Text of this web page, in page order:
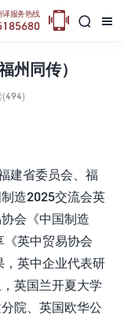


译服务热线 
州同传）
(494)
建省委员会、福
造2025交流会英
会《中国制造
英中贸易协会
英中企业代表研
英国兰开夏大学
院、英国欧华公